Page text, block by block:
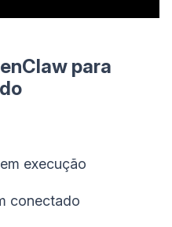
para
execução
conectado